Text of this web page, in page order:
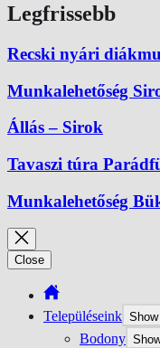
Legfrissebb
Recski nyári
Munkalehetőség
Állás – Sirok
Tavaszi túra
Munkalehetőség
Close
Településeink
Bodony